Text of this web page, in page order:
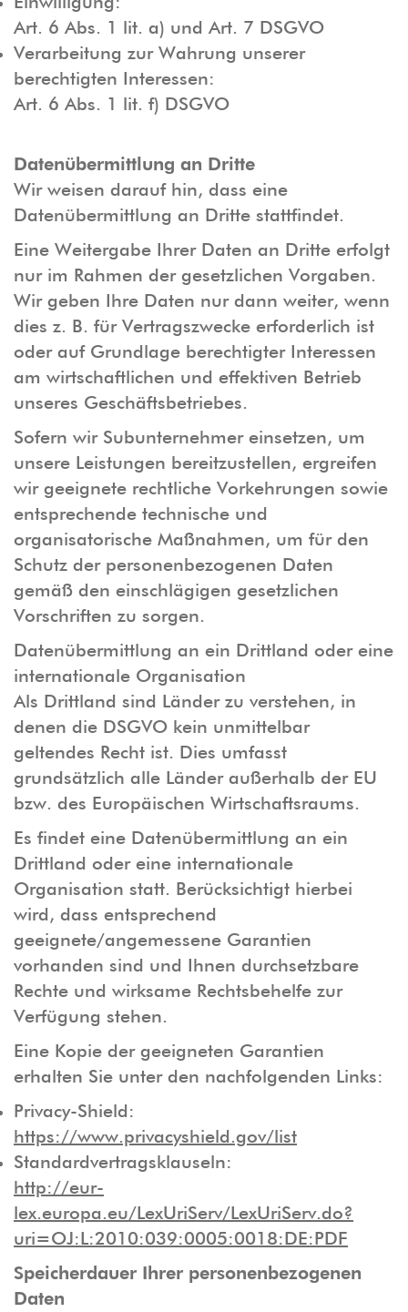
Art. 6 Abs. 1 lit. a) und Art. 7 DSGVO
Verarbeitung zur Wahrung unserer
berechtigten Interessen:
Art. 6 Abs. 1 lit. f) DSGVO
Datenübermittlung an Dritte
Wir weisen darauf hin, dass eine
Datenübermittlung an Dritte stattfindet.
Eine Weitergabe Ihrer Daten an Dritte erfolgt
nur im Rahmen der gesetzlichen Vorgaben.
Wir geben Ihre Daten nur dann weiter, wenn
dies z. B. für Vertragszwecke erforderlich ist
oder auf Grundlage berechtigter Interessen
am wirtschaftlichen und effektiven Betrieb
unseres Geschäftsbetriebes.
Sofern wir Subunternehmer einsetzen, um
unsere Leistungen bereitzustellen, ergreifen
wir geeignete rechtliche Vorkehrungen sowie
entsprechende technische und
organisatorische Maßnahmen, um für den
Schutz der personenbezogenen Daten
gemäß den einschlägigen gesetzlichen
Vorschriften zu sorgen.
Datenübermittlung an ein Drittland oder eine
internationale Organisation
Als Drittland sind Länder zu verstehen, in
denen die DSGVO kein unmittelbar
geltendes Recht ist. Dies umfasst
grundsätzlich alle Länder außerhalb der EU
bzw. des Europäischen Wirtschaftsraums.
Es findet eine Datenübermittlung an ein
Drittland oder eine internationale
Organisation statt. Berücksichtigt hierbei
wird, dass entsprechend
geeignete/angemessene Garantien
vorhanden sind und Ihnen durchsetzbare
Rechte und wirksame Rechtsbehelfe zur
Verfügung stehen.
Eine Kopie der geeigneten Garantien
erhalten Sie unter den nachfolgenden Links:
Privacy-Shield:
https://www.privacyshield.gov/list
Standardvertragsklauseln:
http://eur-
lex.europa.eu/LexUriServ/LexUriServ.do?
uri=OJ:L:2010:039:0005:0018:DE:PDF
Speicherdauer Ihrer personenbezogenen
Daten